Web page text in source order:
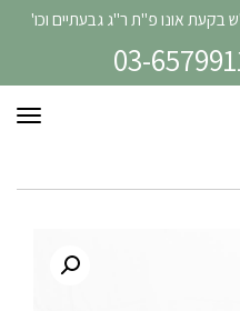
אונו פ"ת ר"ג גבעתיים וכו'